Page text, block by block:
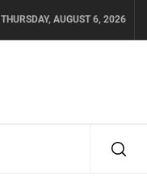
THURSDAY, AUGUST 6, 2026